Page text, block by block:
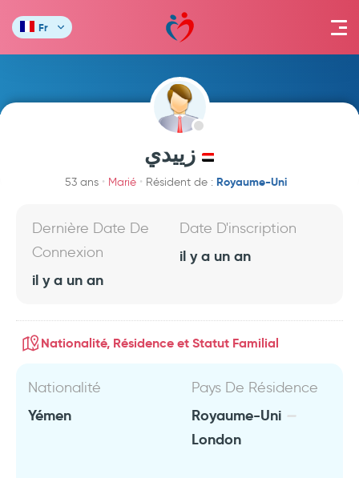
Fr
زييدي
53 ans Marié Résident de : Royaume-Uni
Dernière Date De
Connexion
il y a un an
Date D'inscription
il y a un an
Nationalité, Résidence et Statut Familial
Nationalité
Yémen
Pays De Résidence
Royaume-Uni
London